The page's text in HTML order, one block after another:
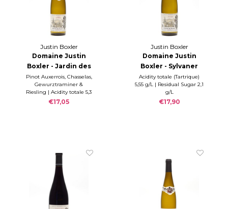
Justin Boxler
Domaine Justin
Boxler - Jardin des
Vignes 2023
Pinot Auxerrois, Chasselas,
Gewurztraminer &
Riesling | Acidity totale 5,3
g/L | Residual Sugar 0,0
€17,05
Justin Boxler
Domaine Justin
Boxler - Sylvaner
2022
Acidity totale (Tartrique)
5,55 g/L | Residual Sugar 2,1
g/L
€17,90